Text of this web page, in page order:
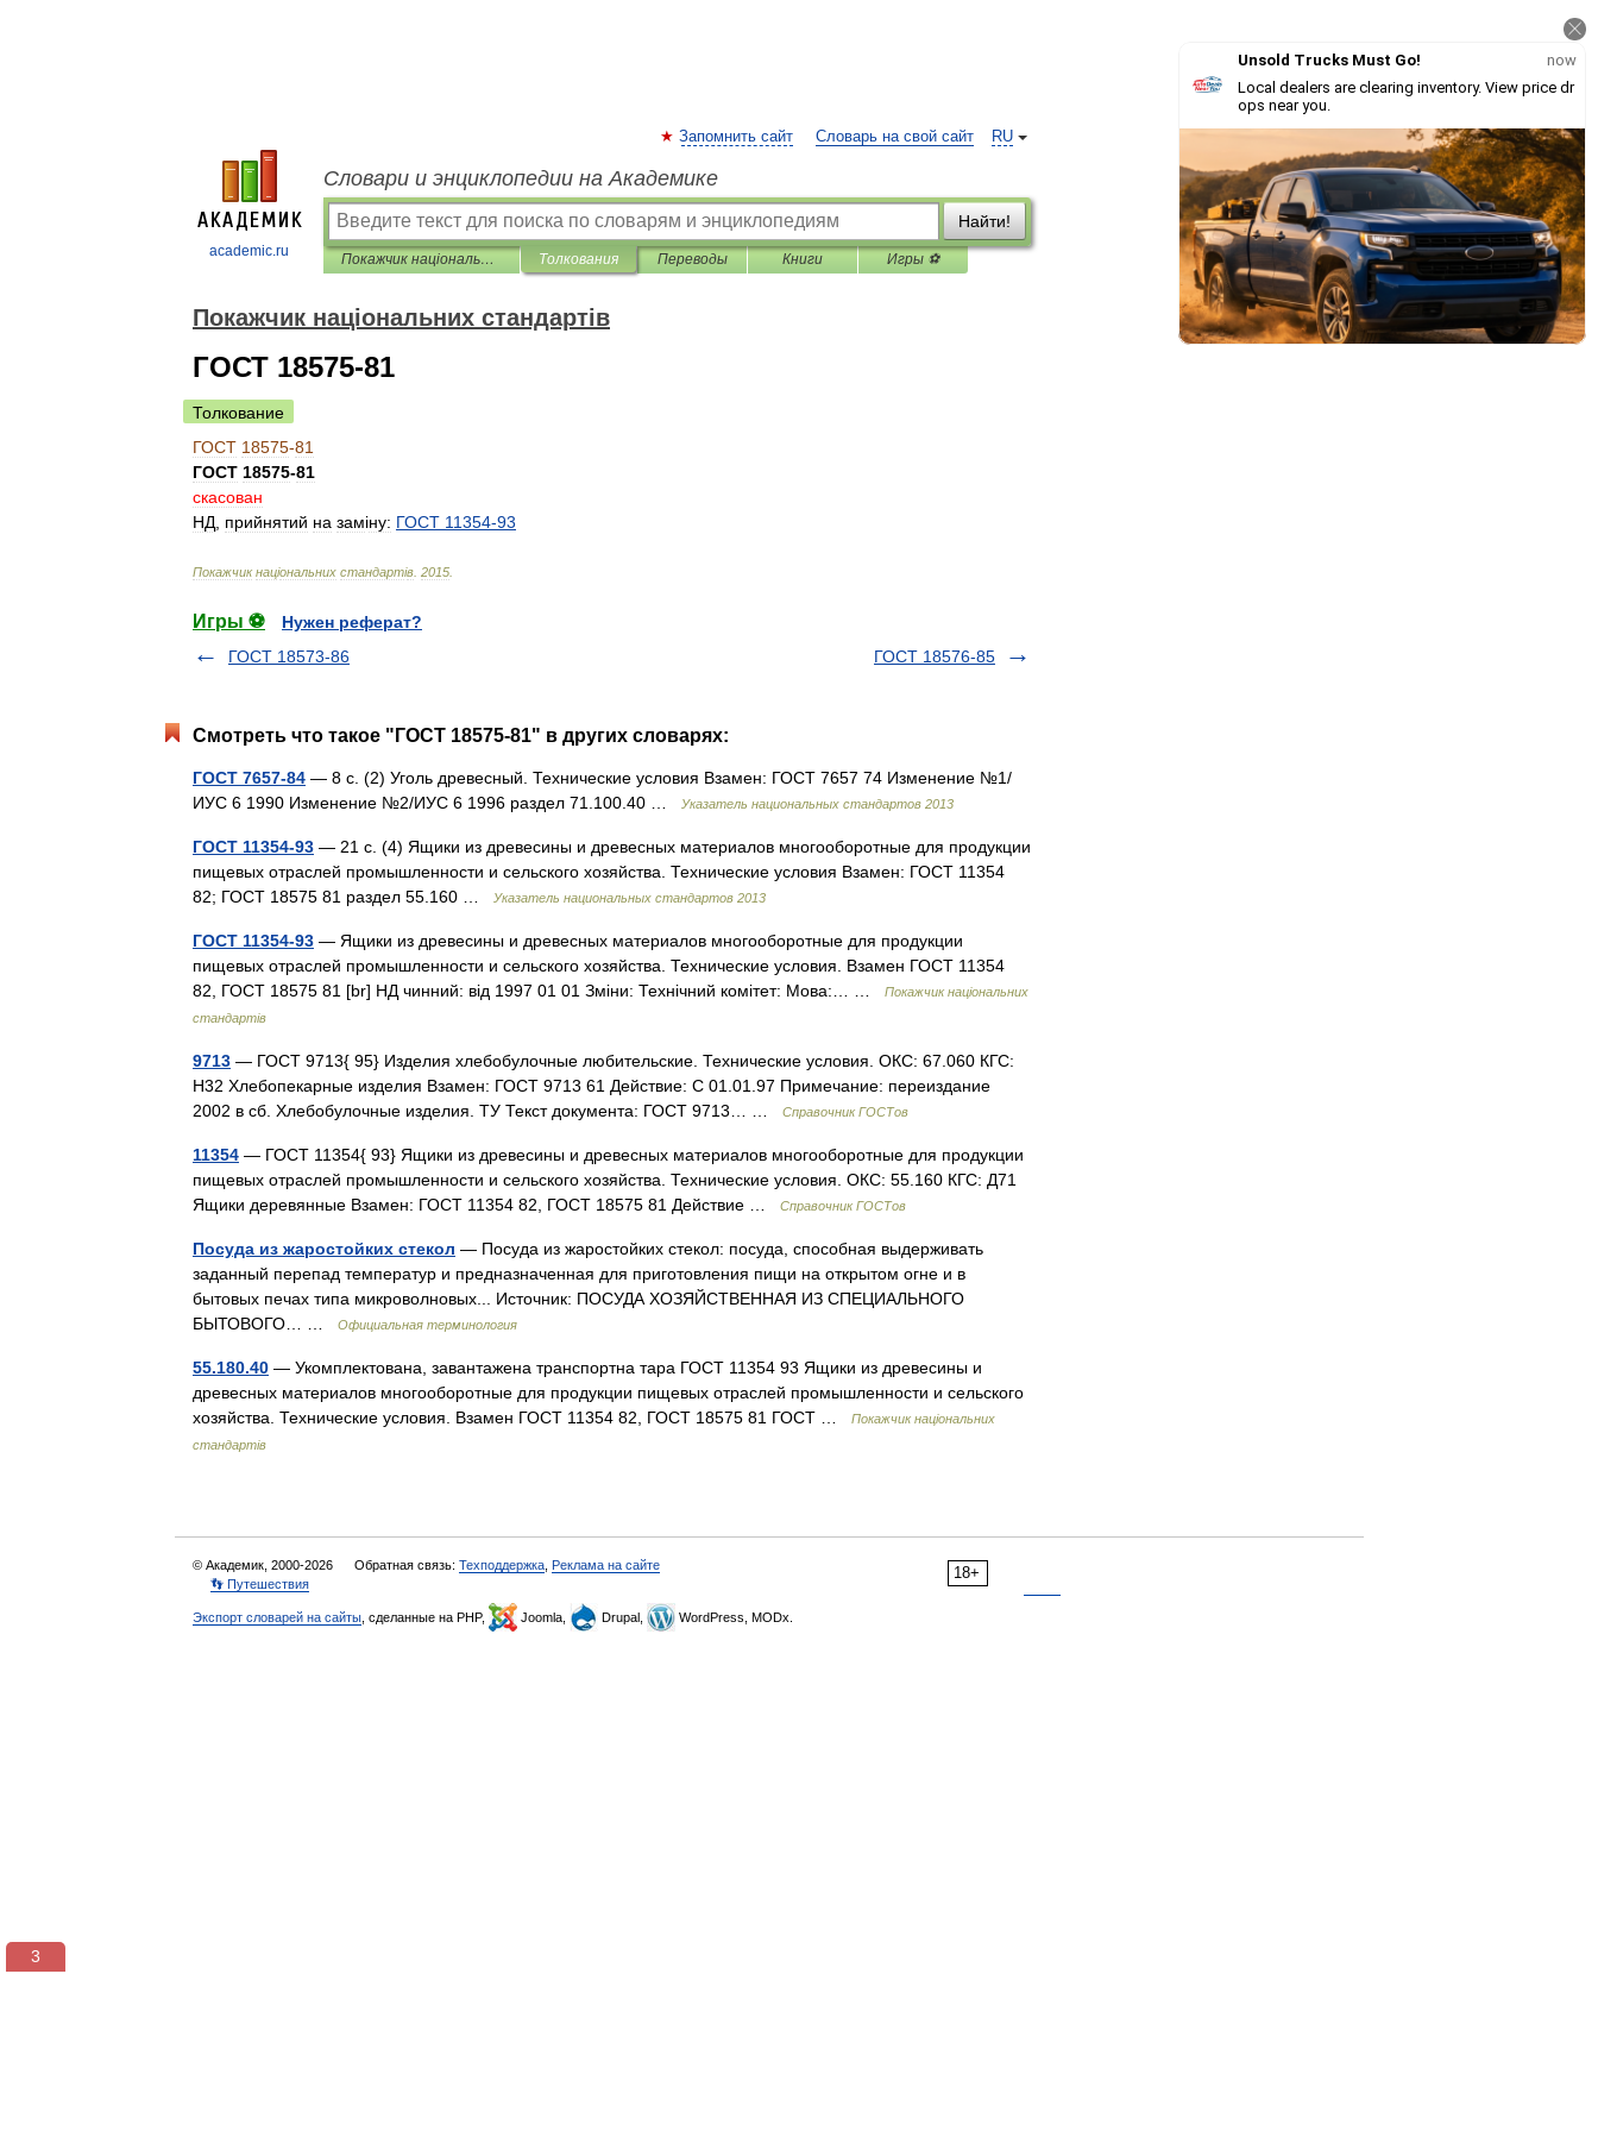
academic.ru
RU
Запомнить сайт Словарь на свой сайт
Словари и энциклопедии на Академике
Найти!
Покажчик національних стандартів Толкования Переводы Книги Игры ⚽
Покажчик національних стандартів
ГОСТ 18575-81
Толкование
ГОСТ 18575-81
ГОСТ 18575-81
скасован
НД прийнятий на заміну: ГОСТ 11354-93
Покажчик національних стандартів 2015
Игры ⚽
Нужен реферат?
ГОСТ 18573-86
ГОСТ 18576-85
Смотреть что такое "ГОСТ 18575-81" в других словарях:
ГОСТ 7657-84 — 8 с. (2) Уголь древесный. Технические условия Взамен: ГОСТ 7657 74 Изменение №1/
ИУС 6 1990 Изменение №2/ИУС 6 1996 раздел 71.100.40 …
Указатель национальных стандартов 2013
ГОСТ 11354-93 — 21 с. (4) Ящики из древесины и древесных материалов многооборотные для продукции
пищевых отраслей промышленности и сельского хозяйства. Технические условия Взамен: ГОСТ 11354
82; ГОСТ 18575 81 раздел 55.160 …
Указатель национальных стандартов 2013
ГОСТ 11354-93 — Ящики из древесины и древесных материалов многооборотные для продукции
пищевых отраслей промышленности и сельского хозяйства. Технические условия. Взамен ГОСТ 11354
82, ГОСТ 18575 81 [br] НД чинний: від 1997 01 01 Зміни: Технічний комітет: Мова:… …
Покажчик національних
стандартів
9713 — ГОСТ 9713{ 95} Изделия хлебобулочные любительские. Технические условия. ОКС: 67.060 КГС:
Н32 Хлебопекарные изделия Взамен: ГОСТ 9713 61 Действие: С 01.01.97 Примечание: переиздание
2002 в сб. Хлебобулочные изделия. ТУ Текст документа: ГОСТ 9713… …
Справочник ГОСТов
11354 — ГОСТ 11354{ 93} Ящики из древесины и древесных материалов многооборотные для продукции
пищевых отраслей промышленности и сельского хозяйства. Технические условия. ОКС: 55.160 КГС: Д71
Ящики деревянные Взамен: ГОСТ 11354 82, ГОСТ 18575 81 Действие …
Справочник ГОСТов
Посуда из жаростойких стекол — Посуда из жаростойких стекол: посуда, способная выдерживать
заданный перепад температур и предназначенная для приготовления пищи на открытом огне и в
бытовых печах типа микроволновых... Источник: ПОСУДА ХОЗЯЙСТВЕННАЯ ИЗ СПЕЦИАЛЬНОГО
БЫТОВОГО… …
Официальная терминология
55.180.40 — Укомплектована, завантажена транспортна тара ГОСТ 11354 93 Ящики из древесины и
древесных материалов многооборотные для продукции пищевых отраслей промышленности и сельского
хозяйства. Технические условия. Взамен ГОСТ 11354 82, ГОСТ 18575 81 ГОСТ …
Покажчик національних
стандартів
18+
© Академик, 2000-2026 Обратная связь: Техподдержка Реклама на сайте
👣 Путешествия
Экспорт словарей на сайты , сделанные на PHP, Joomla, Drupal, WordPress, MODx.
3